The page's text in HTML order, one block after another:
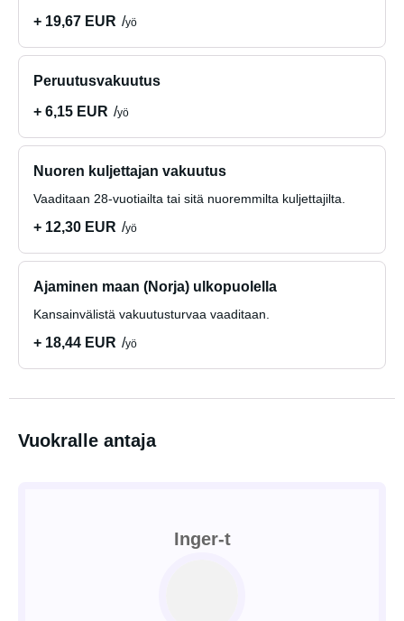
+ 19,67 EUR yö
Peruutusvakuutus
+ 6,15 EUR
yö
Nuoren kuljettajan vakuutus
Vaaditaan 28-vuotiailta tai sitä nuoremmilta kuljettajilta.
+ 12,30 EUR yö
Ajaminen maan (Norja) ulkopuolella
Kansainvälistä vakuutusturvaa vaaditaan.
+ 18,44 EUR yö
Vuokralle antaja
Inger-t